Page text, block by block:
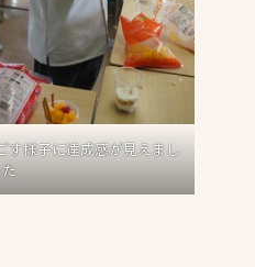
す様子に達成感が見えまし
た